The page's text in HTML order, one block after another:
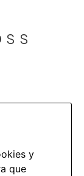
Y
y
que